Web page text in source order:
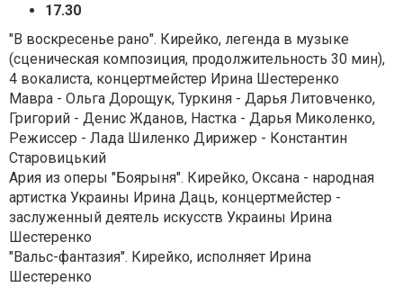
17.30
"В воскресенье рано". Кирейко, легенда в музыке
(сценическая композиция, продолжительность 30 мин),
4 вокалиста, концертмейстер Ирина Шестеренко
Мавра - Ольга Дорощук, Туркиня - Дарья Литовченко,
Григорий - Денис Жданов, Настка - Дарья Миколенко,
Режиссер - Лада Шиленко Дирижер - Константин
Старовицький
Ария из оперы "Боярыня". Кирейко, Оксана - народная
артистка Украины Ирина Даць, концертмейстер -
заслуженный деятель искусств Украины Ирина
Шестеренко
"Вальс-фантазия". Кирейко, исполняет Ирина
Шестеренко